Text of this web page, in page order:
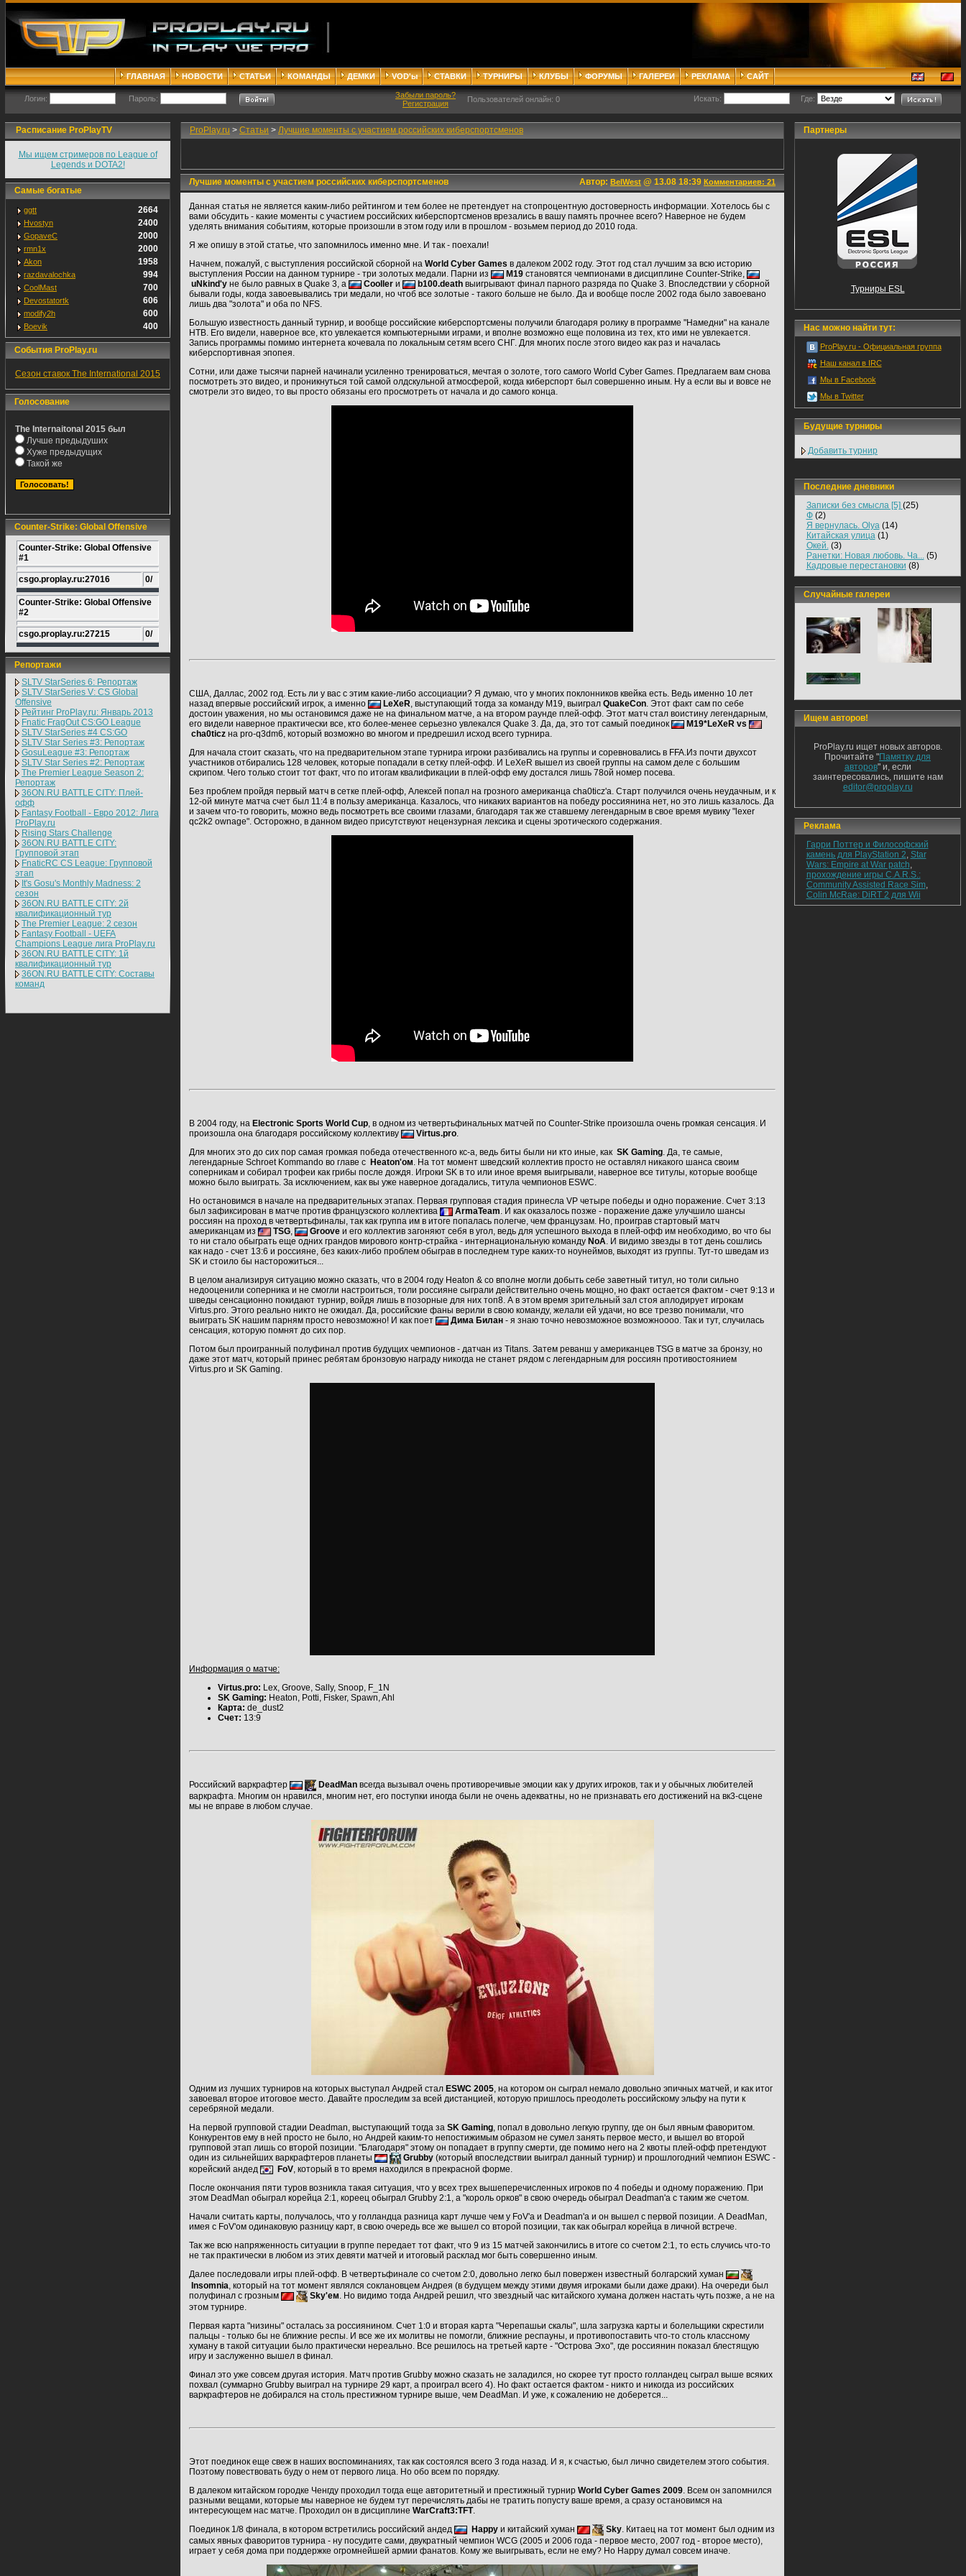
ГЛАВНАЯ НОВОСТИ СТАТЬИ КОМАНДЫ ДЕМКИ VOD'ы СТАВКИ ТУРНИРЫ КЛУБЫ ФОРУМЫ ГАЛЕРЕИ РЕКЛАМА САЙТ
Логин: Пароль:
Забыли пароль?
Регистрация
Пользователей онлайн: 0 Искать: Где:
Расписание ProPlayTV
Мы ищем стримеров по League of
Legends и DOTA2!
Самые богатые
ggtt 2664
Hvostyn 2400
GopaveC 2000
rmn1x 2000
Akon 1958
razdavalochka 994
CoolMast 700
Devostatortk 606
modify2h 600
Boevik 400
События ProPlay.ru
Сезон ставок The International 2015
Голосование
The Internaitonal 2015 был
Лучше предыдуших
Хуже предыдущих
Такой же
Counter-Strike: Global Offensive
Counter-Strike: Global Offensive
#1
csgo.proplay.ru:27016 0/
Counter-Strike: Global Offensive
#2
csgo.proplay.ru:27215 0/
Репортажи
SLTV StarSeries 6: Репортаж
SLTV StarSeries V: CS Global
Offensive
Рейтинг ProPlay.ru: Январь 2013
Fnatic FragOut CS:GO League
SLTV StarSeries #4 CS:GO
SLTV Star Series #3: Репортаж
GosuLeague #3: Репортаж
SLTV Star Series #2: Репортаж
The Premier League Season 2:
Репортаж
36ON.RU BATTLE CITY: Плей-
офф
Fantasy Football - Евро 2012: Лига
ProPlay.ru
Rising Stars Challenge
36ON.RU BATTLE CITY:
Групповой этап
FnaticRC CS League: Групповой
этап
It's Gosu's Monthly Madness: 2
сезон
36ON.RU BATTLE CITY: 2й
квалификационный тур
The Premier League: 2 cезон
Fantasy Football - UEFA
Champions League лига ProPlay.ru
36ON.RU BATTLE CITY: 1й
квалификационный тур
36ON.RU BATTLE CITY: Составы
команд
ProPlay.ru > Статьи > Лучшие моменты с участием российских киберспортсменов
Лучшие моменты с участием российских киберспортсменов Автор: BelWest @ 13.08 18:39 Комментариев: 21
Данная статья не является каким-либо рейтингом и тем более не претендует на стопроцентную достоверность информации. Хотелось бы с
вами обсудить - какие моменты с участием российских киберспортсменов врезались в вашу память прочнее всего? Наверное не будем
уделять внимания событиям, которые произошли в этом году или в прошлом - возьмем период до 2010 года.
Я же опишу в этой статье, что запомнилось именно мне. И так - поехали!
Начнем, пожалуй, с выступления российской сборной на World Cyber Games в далеком 2002 году. Этот год стал лучшим за всю историю
выступления России на данном турнире - три золотых медали. Парни из
M19 становятся чемпионами в дисциплине Counter-Strike,
uNkind'у не было равных в Quake 3, а Cooller и b100.death выигрывают финал парного разряда по Quake 3. Впоследствии у сборной
бывали годы, когда завоевывались три медали, но чтоб все золотые - такого больше не было. Да и вообще после 2002 года было завоевано
лишь два "золота" и оба по NFS.
Большую известность данный турнир, и вообще российские киберспортсмены получили благодаря ролику в программе "Намедни" на канале
НТВ. Его видели, наверное все, кто увлекается компьютерными играми, и вполне возможно еще половина из тех, кто ими не увлекается.
Запись программы помимо интернета кочевала по локальным сетям всего СНГ. Для многих после этого видео как раз и началась
киберспортивная эпопея.
Сотни, или даже тысячи парней начинали усиленно тренироваться, мечтая о золоте, того самого World Cyber Games. Предлагаем вам снова
посмотреть это видео, и проникнуться той самой олдскульной атмосферой, когда киберспорт был совершенно иным. Ну а если вы и вовсе не
смотрели это видео, то вы просто обязаны его просмотреть от начала и до самого конца.
США, Даллас, 2002 год. Есть ли у вас с этим какие-либо ассоциации? Я думаю, что у многих поклонников квейка есть. Ведь именно 10 лет
назад впервые российский игрок, а именно
LeXeR, выступающий тогда за команду М19, выиграл QuakeCon. Этот факт сам по себе
достоин уважения, но мы остановимся даже не на финальном матче, а на втором раунде плей-офф. Этот матч стал воистину легендарным,
его видели наверное практически все, кто более-менее серьезно увлекался Quake 3. Да, да, это тот самый поединок
M19*LeXeR vs
cha0ticz на pro-q3dm6, который возможно во многом и предрешил исход всего турнира.
Для начала стоит сказать, что на предварительном этапе турнира игроки разбивались на группы и соревновались в FFA.Из почти двухсот
участников отбирались 128 человек, которые попадали в сетку плей-офф. И LeXeR вышел из своей группы на самом деле с большим
скрипом. Чего только стоит тот факт, что по итогам квалификации в плей-офф ему достался лишь 78ой номер посева.
Без проблем пройдя первый матч в сетке плей-офф, Алексей попал на грозного американца cha0ticz'a. Старт получился очень неудачным, и к
12-ой минуте матча счет был 11:4 в пользу американца. Казалось, что никаких вариантов на победу россиянина нет, но это лишь казалось. Да
и зачем что-то говорить, можно ведь посмотреть все своими глазами, благодаря так же ставшему легендарным в свое время мувику "lexer
qc2k2 ownage". Осторожно, в данном видео присутствуют нецензурная лексика и сцены эротического содержания.
В 2004 году, на Electronic Sports World Cup, в одном из четвертьфинальных матчей по Counter-Strike произошла очень громкая сенсация. И
произошла она благодаря российскому коллективу
Virtus.pro.
Для многих это до сих пор самая громкая победа отечественного кс-а, ведь биты были ни кто иные, как SK Gaming. Да, те самые,
легендарные Schroet Kommando во главе с Heaton'ом. На тот момент шведский коллектив просто не оставлял никакого шанса своим
соперникам и собирал трофеи как грибы после дождя. Игроки SK в то или иное время выигрывали, наверное все титулы, которые вообще
можно было выиграть. За исключением, как вы уже наверное догадались, титула чемпионов ESWC.
Но остановимся в начале на предварительных этапах. Первая групповая стадия принесла VP четыре победы и одно поражение. Счет 3:13
был зафиксирован в матче против французского коллектива
ArmaTeam. И как оказалось позже - поражение даже улучшило шансы
россиян на проход в четвертьфиналы, так как группа им в итоге попалась полегче, чем французам. Но, проиграв стартовый матч
американцам из
TSG, Groove и его коллектив загоняют себя в угол, ведь для успешного выхода в плей-офф им необходимо, во что бы
то ни стало обыграть еще одних грандов мирового контр-страйка - интернациональную команду NoA. И видимо звезды в тот день сошлись
как надо - счет 13:6 и россияне, без каких-либо проблем обыграв в последнем туре каких-то ноунеймов, выходят из группы. Тут-то шведам из
SK и стоило бы насторожиться...
В целом анализируя ситуацию можно сказать, что в 2004 году Heaton & co вполне могли добыть себе заветный титул, но толи сильно
недооценили соперника и не смогли настроиться, толи россияне сыграли действительно очень мощно, но факт остается фактом - счет 9:13 и
шведы сенсационно покидают турнир, войдя лишь в позорные для них топ8. А в этом время зрительный зал стоя аплодирует игрокам
Virtus.pro. Этого реально никто не ожидал. Да, российские фаны верили в свою команду, желали ей удачи, но все трезво понимали, что
выиграть SK нашим парням просто невозможно! И как поет
Дима Билан - я знаю точно невозможное возможноооо. Так и тут, случилась
сенсация, которую помнят до сих пор.
Потом был проигранный полуфинал против будущих чемпионов - датчан из Titans. Затем реванш у американцев TSG в матче за бронзу, но
даже этот матч, который принес ребятам бронзовую награду никогда не станет рядом с легендарным для россиян противостоянием
Virtus.pro и SK Gaming.
Информация о матче:
Virtus.pro: Lex, Groove, Sally, Snoop, F_1N
SK Gaming: Heaton, Potti, Fisker, Spawn, Ahl
Карта: de_dust2
Счет: 13:9
Российский варкрафтер DeadMan всегда вызывал очень противоречивые эмоции как у других игроков, так и у обычных любителей
варкрафта. Многим он нравился, многим нет, его поступки иногда были не очень адекватны, но не признавать его достижений на вк3-сцене
мы не вправе в любом случае.
Одним из лучших турниров на которых выступал Андрей стал ESWC 2005, на котором он сыграл немало довольно эпичных матчей, и как итог
завоевал второе итоговое место. Давайте проследим за всей дистанцией, которую пришлось преодолеть российскому эльфу на пути к
серебряной медали.
На первой групповой стадии Deadman, выступающий тогда за SK Gaming, попал в довольно легкую группу, где он был явным фаворитом.
Конкурентов ему в ней просто не было, но Андрей каким-то непостижимым образом не сумел занять первое место, и вышел во второй
групповой этап лишь со второй позиции. "Благодаря" этому он попадает в группу смерти, где помимо него на 2 квоты плей-офф претендуют
один из сильнейших варкрафтеров планеты
Grubby (который впоследствии выиграл данный турнир) и прошлогодний чемпион ESWC -
корейский андед
FoV, который в то время находился в прекрасной форме.
После окончания пяти туров возникла такая ситуация, что у всех трех вышеперечисленных игроков по 4 победы и одному поражению. При
этом DeadMan обыграл корейца 2:1, кореец обыграл Grubby 2:1, а "король орков" в свою очередь обыграл Deadman'a c таким же счетом.
Начали считать карты, получалось, что у голландца разница карт лучше чем у FoV'a и Deadman'a и он вышел с первой позиции. А DeadMan,
имея с FoV'ом одинаковую разницу карт, в свою очередь все же вышел со второй позиции, так как обыграл корейца в личной встрече.
Так же всю напряженность ситуации в группе передает тот факт, что 9 из 15 матчей закончились в итоге со счетом 2:1, то есть случись что-то
не так практически в любом из этих девяти матчей и итоговый расклад мог быть совершенно иным.
Далее последовали игры плей-офф. В четвертьфинале со счетом 2:0, довольно легко был повержен известный болгарский хуман
Insomnia, который на тот момент являлся соклановцем Андрея (в будущем между этими двумя игроками были даже драки). На очереди был
полуфинал с грозным
Sky'ем. Но видимо тогда Андрей решил, что звездный час китайского хумана должен настать чуть позже, а не на
этом турнире.
Первая карта "низины" осталась за россиянином. Счет 1:0 и вторая карта "Черепашьи скалы", шла загрузка карты и болельщики скрестили
пальцы - только бы не ближние респы. И все же их молитвы не помогли, ближние респауны, и противопоставить что-то столь классному
хуману в такой ситуации было практически нереально. Все решилось на третьей карте - "Острова Эхо", где россиянин показал блестящую
игру и заслуженно вышел в финал.
Финал это уже совсем другая история. Матч против Grubby можно сказать не заладился, но скорее тут просто голландец сыграл выше всяких
похвал (суммарно Grubby выиграл на турнире 29 карт, а проиграл всего 4). Но факт остается фактом - никто и никогда из российских
варкрафтеров не добирался на столь престижном турнире выше, чем DeadMan. И уже, к сожалению не доберется...
Этот поединок еще свеж в наших воспоминаниях, так как состоялся всего 3 года назад. И я, к счастью, был лично свидетелем этого события.
Поэтому повествовать буду о нем от первого лица. Но обо всем по порядку.
В далеком китайском городке Ченгду проходил тогда еще авторитетный и престижный турнир World Cyber Games 2009. Всем он запомнился
разными вещами, которые мы наверное не будем тут перечислять дабы не тратить попусту ваше время, а сразу остановимся на
интересующем нас матче. Проходил он в дисциплине WarCraft3:TFT.
Поединок 1/8 финала, в котором встретились российский андед
Happy и китайский хуман Sky. Китаец на тот момент был одним из
самых явных фаворитов турнира - ну посудите сами, двукратный чемпион WCG (2005 и 2006 года - первое место, 2007 год - второе место),
играет у себя дома при поддержке огромнейшей армии фанатов. Кому же выигрывать, если не ему? Но Happy думал совсем иначе.
Партнеры
Турниры ESL
Нас можно найти тут:
ProPlay.ru - Официальная группа
Наш канал в IRC
Мы в Facebook
Мы в Twitter
Будущие турниры
Добавить турнир
Последние дневники
Записки без смысла [5] (25)
Ф(2)
Я вернулась. Olya(14)
Китайская улица(1)
Окей.(3)
Ранетки: Новая любовь. Ча...(5)
Кадровые перестановки (8)
Случайные галереи
Ищем авторов!
ProPlay.ru ищет новых авторов.
Прочитайте "Памятку для
авторов" и, если
заинтересовались, пишите нам
editor@proplay.ru
Реклама
Гарри Поттер и Философский
камень для PlayStation 2, Star
Wars: Empire at War patch,
прохождение игры C.A.R.S.:
Community Assisted Race Sim,
Colin McRae: DiRT 2 для Wii